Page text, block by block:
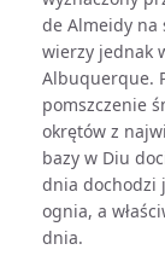
de Almeidy na
wierzy jednak
Albuquerque.
pomszczenie
okrętów z
bazy w Diu
dnia dochodzi
ognia, a
dnia.